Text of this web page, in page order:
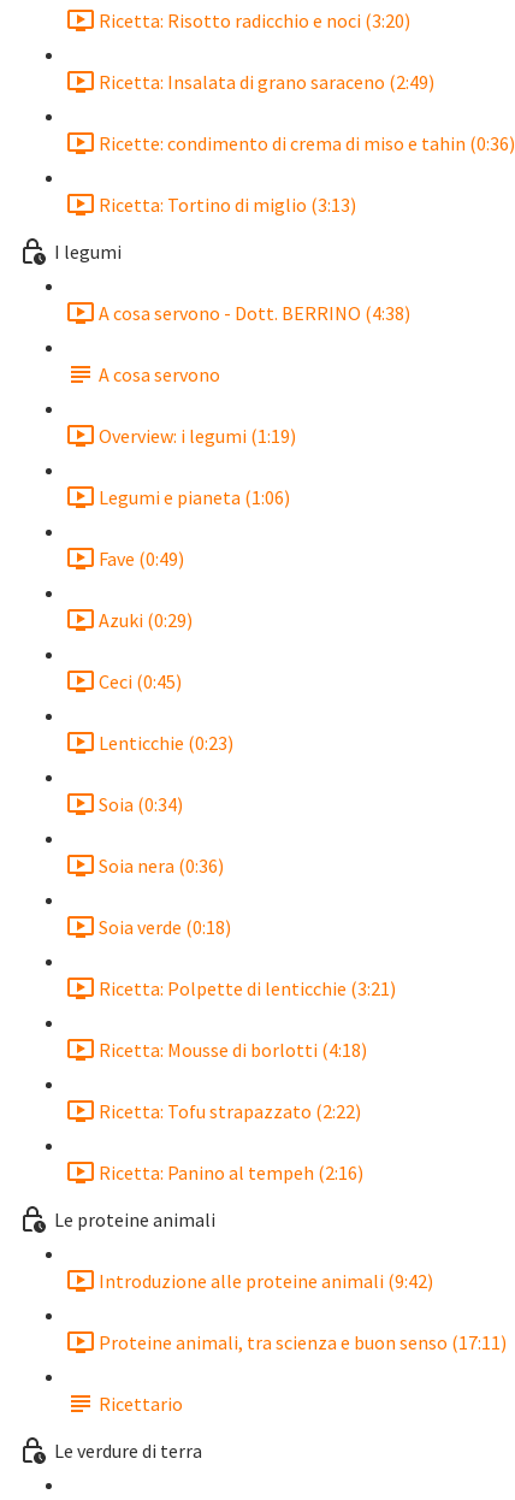
Ricetta: Risotto radicchio e noci (3:20)
Ricetta: Insalata di grano saraceno (2:49)
Ricette: condimento di crema di miso e tahin (0:36)
Ricetta: Tortino di miglio (3:13)
I legumi
A cosa servono - Dott. BERRINO (4:38)
A cosa servono
Overview: i legumi (1:19)
Legumi e pianeta (1:06)
Fave (0:49)
Azuki (0:29)
Ceci (0:45)
Lenticchie (0:23)
Soia (0:34)
Soia nera (0:36)
Soia verde (0:18)
Ricetta: Polpette di lenticchie (3:21)
Ricetta: Mousse di borlotti (4:18)
Ricetta: Tofu strapazzato (2:22)
Ricetta: Panino al tempeh (2:16)
Le proteine animali
Introduzione alle proteine animali (9:42)
Proteine animali, tra scienza e buon senso (17:11)
Ricettario
Le verdure di terra